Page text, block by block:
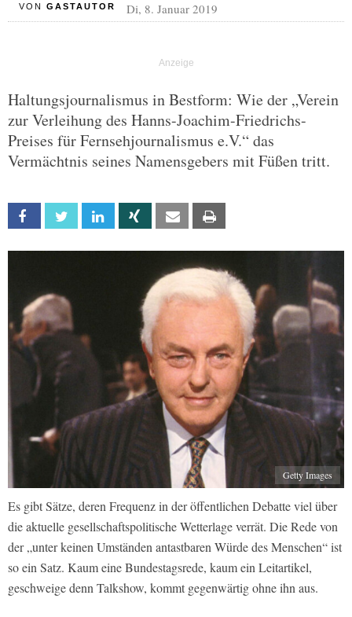
VON GASTAUTOR Di, 8. Januar 2019
Haltungsjournalismus in Bestform: Wie der „Verein
zur Verleihung des Hanns-Joachim-Friedrichs-
Preises für Fernsehjournalismus e.V.“ das
Vermächtnis seines Namensgebers mit Füßen tritt.
Facebook Twitter Linkedin Xing Email
Getty Images
Es gibt Sätze, deren Frequenz in der öffentlichen Debatte viel über
die aktuelle gesellschaftspolitische Wetterlage verrät. Die Rede von
der „unter keinen Umständen antastbaren Würde des Menschen“ ist
so ein Satz. Kaum eine Bundestagsrede, kaum ein Leitartikel,
geschweige denn Talkshow, kommt gegenwärtig ohne ihn aus.